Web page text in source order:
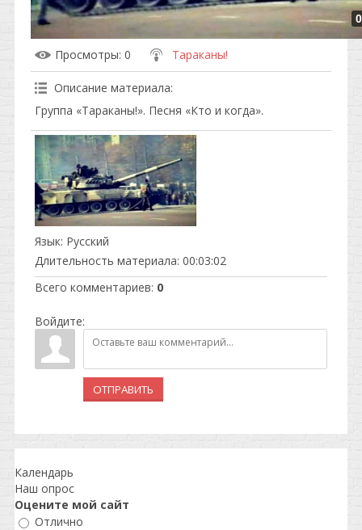
Просмотры: 0 Тараканы!
Описание материала:
Группа «Тараканы!». Песня «Кто и когда».
Язык: Русский
Длительность материала: 00:03:02
Всего комментариев: 0
Войдите:
ОТПРАВИТЬ
Календарь
Наш опрос
Оцените мой сайт
Отлично